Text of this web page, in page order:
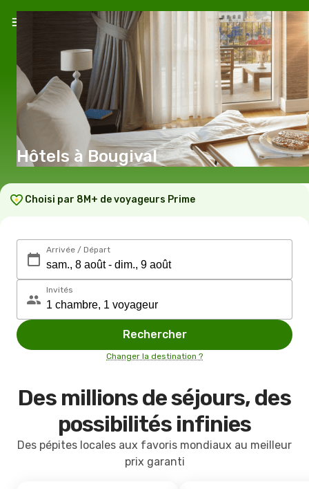
Hôtels à Bougival
Choisi par 8M+ de voyageurs Prime
Arrivée / Départ
Invités
Rechercher
Changer la destination ?
Des millions de séjours, des
possibilités infinies
Des pépites locales aux favoris mondiaux au meilleur
prix garanti